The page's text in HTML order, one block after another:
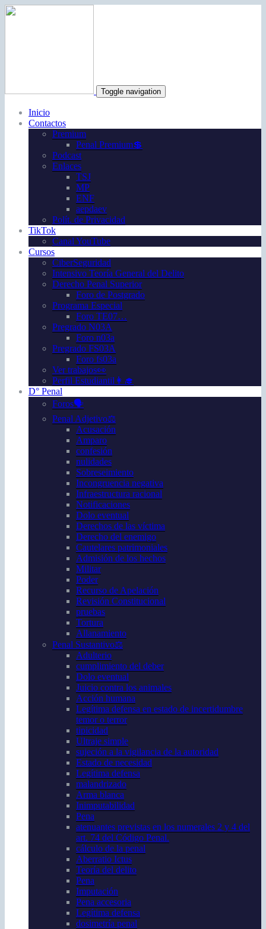
Toggle navigation
Inicio
Contactos
Premium
Penal Premium💲
Podcast
Enlaces
TSJ
MP
ENF
aepdaev
Polít. de Privacidad
TikTok
Canal YouTube
Cursos
CiberSeguridad
Intensivo Teoría General del Delito
Derecho Penal Superior
Foro de Postgrado
Programa Especial
Foro TE07…
Pregrado N03A
Foro n03a
Pregrado FS03A
Foro fs03a
Ver trabajos👀
Perfil Estudiantil👩‍🎓
D° Penal
Foros🗣️
Penal Adjetivo⚖️
Acusación
Amparo
confesión
nulidades
Sobreseimiento
Incongruencia negativa
Infraestructura racional
Notificaciones
Dolo eventual
Derechos de las víctima
Derecho del enemigo
Cautelares patrimoniales
Admisión de los hechos
Militar
Poder
Recurso de Apelación
Revisión Constitucional
pruebas
Tortura
Allanamiento
Penal Sustantivo⚖️
Adulterio
cumplimiento del deber
Dolo eventual
Juicio contra los animales
Acción humana
Legítima defensa en estado de incertidumbre
temor o terror
tipicidad
Ultraje simple
sujeción a la vigilancia de la autoridad
Estado de necesidad
Legítima defensa
malandrizado
Arma blanca
Inimputabilidad
Pena
atenuantes previstas en los numerales 2 y 4 del
art. 74 del Código Penal.
cálculo de la penal
Aberratio Ictus
Teoría del delito
Pena
Imputación
Pena accesoria
Legítima defensa
dosimetría penal